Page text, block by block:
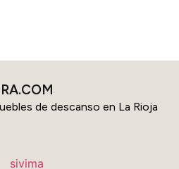
de descanso en La Rioja